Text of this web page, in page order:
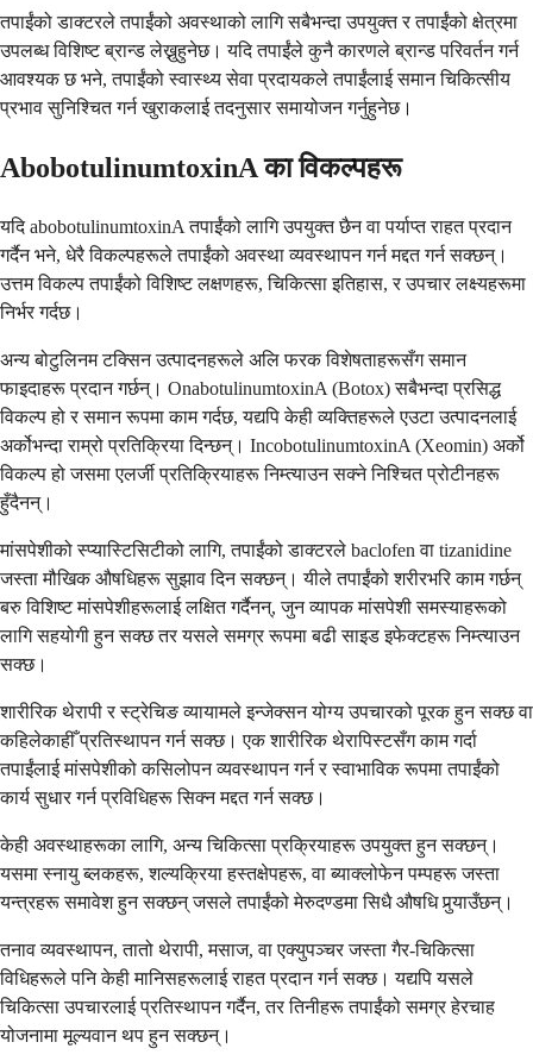
तपाईंको डाक्टरले तपाईंको अवस्थाको लागि सबैभन्दा उपयुक्त र तपाईंको क्षेत्रमा
उपलब्ध विशिष्ट ब्रान्ड लेख्नुहुनेछ। यदि तपाईंले कुनै कारणले ब्रान्ड परिवर्तन गर्न
आवश्यक छ भने, तपाईंको स्वास्थ्य सेवा प्रदायकले तपाईंलाई समान चिकित्सीय
प्रभाव सुनिश्चित गर्न खुराकलाई तदनुसार समायोजन गर्नुहुनेछ।
AbobotulinumtoxinA का विकल्पहरू
यदि abobotulinumtoxinA तपाईंको लागि उपयुक्त छैन वा पर्याप्त राहत प्रदान
गर्दैन भने, धेरै विकल्पहरूले तपाईंको अवस्था व्यवस्थापन गर्न मद्दत गर्न सक्छन्।
उत्तम विकल्प तपाईंको विशिष्ट लक्षणहरू, चिकित्सा इतिहास, र उपचार लक्ष्यहरूमा
निर्भर गर्दछ।
अन्य बोटुलिनम टक्सिन उत्पादनहरूले अलि फरक विशेषताहरूसँग समान
फाइदाहरू प्रदान गर्छन्। OnabotulinumtoxinA (Botox) सबैभन्दा प्रसिद्ध
विकल्प हो र समान रूपमा काम गर्दछ, यद्यपि केही व्यक्तिहरूले एउटा उत्पादनलाई
अर्कोभन्दा राम्रो प्रतिक्रिया दिन्छन्। IncobotulinumtoxinA (Xeomin) अर्को
विकल्प हो जसमा एलर्जी प्रतिक्रियाहरू निम्त्याउन सक्ने निश्चित प्रोटीनहरू
हुँदैनन्।
मांसपेशीको स्प्यास्टिसिटीको लागि, तपाईंको डाक्टरले baclofen वा tizanidine
जस्ता मौखिक औषधिहरू सुझाव दिन सक्छन्। यीले तपाईंको शरीरभरि काम गर्छन्
बरु विशिष्ट मांसपेशीहरूलाई लक्षित गर्दैनन्, जुन व्यापक मांसपेशी समस्याहरूको
लागि सहयोगी हुन सक्छ तर यसले समग्र रूपमा बढी साइड इफेक्टहरू निम्त्याउन
सक्छ।
शारीरिक थेरापी र स्ट्रेचिङ व्यायामले इन्जेक्सन योग्य उपचारको पूरक हुन सक्छ वा
कहिलेकाहीँ प्रतिस्थापन गर्न सक्छ। एक शारीरिक थेरापिस्टसँग काम गर्दा
तपाईंलाई मांसपेशीको कसिलोपन व्यवस्थापन गर्न र स्वाभाविक रूपमा तपाईंको
कार्य सुधार गर्न प्रविधिहरू सिक्न मद्दत गर्न सक्छ।
केही अवस्थाहरूका लागि, अन्य चिकित्सा प्रक्रियाहरू उपयुक्त हुन सक्छन्।
यसमा स्नायु ब्लकहरू, शल्यक्रिया हस्तक्षेपहरू, वा ब्याक्लोफेन पम्पहरू जस्ता
यन्त्रहरू समावेश हुन सक्छन् जसले तपाईंको मेरुदण्डमा सिधै औषधि पुर्‍याउँछन्।
तनाव व्यवस्थापन, तातो थेरापी, मसाज, वा एक्युपञ्चर जस्ता गैर-चिकित्सा
विधिहरूले पनि केही मानिसहरूलाई राहत प्रदान गर्न सक्छ। यद्यपि यसले
चिकित्सा उपचारलाई प्रतिस्थापन गर्दैन, तर तिनीहरू तपाईंको समग्र हेरचाह
योजनामा ​​मूल्यवान थप हुन सक्छन्।